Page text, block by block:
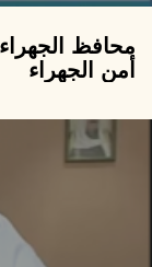
محافظ
أمن الجهراء